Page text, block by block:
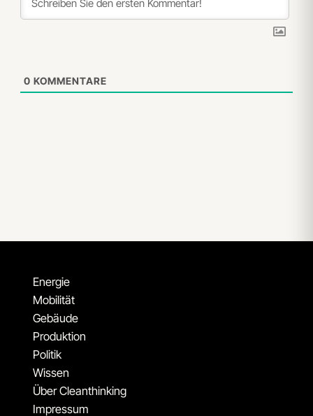
0 KOMMENTARE
Energie
Mobilität
Gebäude
Produktion
Politik
Wissen
Über Cleanthinking
Impressum